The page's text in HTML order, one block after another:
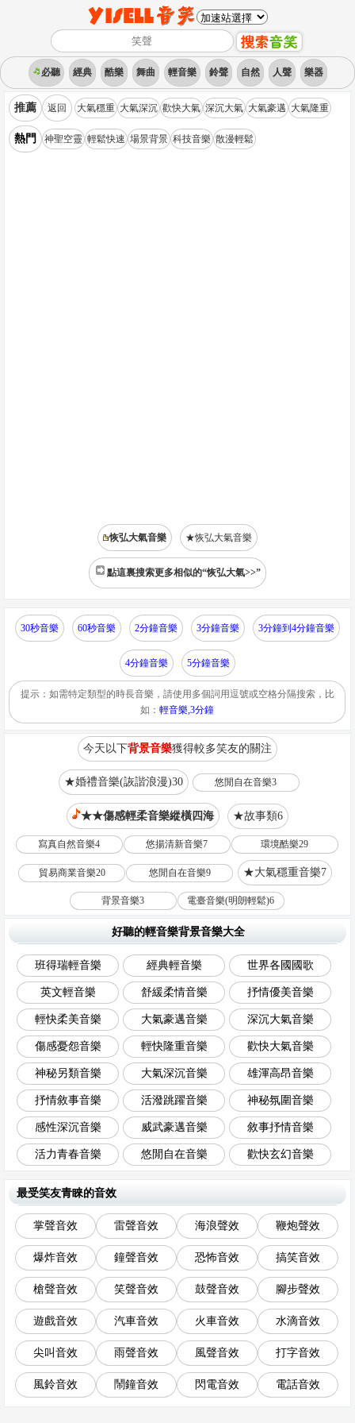
必聽 經典 酷樂 舞曲 輕音樂 鈴聲 自然 人聲 樂器
推薦 返回 大氣穩重 大氣深沉 歡快大氣 深沉大氣 大氣豪邁 大氣隆重
熱門 神聖空靈 輕鬆快速 場景背景 科技音樂 散漫輕鬆
恢弘大氣音樂 ★恢弘大氣音樂
點這裏搜索更多相似的“恢弘大氣>>”
30秒音樂 60秒音樂 2分鐘音樂 3分鐘音樂 3分鐘到4分鐘音樂
4分鐘音樂 5分鐘音樂
提示：如需特定類型的時長音樂，請使用多個詞用逗號或空格分隔搜索，比
如：輕音樂,3分鐘
今天以下背景音樂獲得較多笑友的關注
★婚禮音樂(詼諧浪漫)30 悠閒自在音樂3
★★傷感輕柔音樂縱橫四海 ★故事類6
寫真自然音樂4 悠揚清新音樂7 環境酷樂29
貿易商業音樂20 悠閒自在音樂9 ★大氣穩重音樂7
背景音樂3 電臺音樂(明朗輕鬆)6
好聽的輕音樂背景音樂大全
班得瑞輕音樂 經典輕音樂 世界各國國歌
英文輕音樂 舒緩柔情音樂 抒情優美音樂
輕快柔美音樂 大氣豪邁音樂 深沉大氣音樂
傷感憂怨音樂 輕快隆重音樂 歡快大氣音樂
神秘另類音樂 大氣深沉音樂 雄渾高昂音樂
抒情敘事音樂 活潑跳躍音樂 神秘氛圍音樂
感性深沉音樂 威武豪邁音樂 敘事抒情音樂
活力青春音樂 悠閒自在音樂 歡快玄幻音樂
最受笑友青睞的音效
掌聲音效 雷聲音效 海浪聲效 鞭炮聲效
爆炸音效 鐘聲音效 恐怖音效 搞笑音效
槍聲音效 笑聲音效 鼓聲音效 腳步聲效
遊戲音效 汽車音效 火車音效 水滴音效
尖叫音效 雨聲音效 風聲音效 打字音效
風鈴音效 鬧鐘音效 閃電音效 電話音效